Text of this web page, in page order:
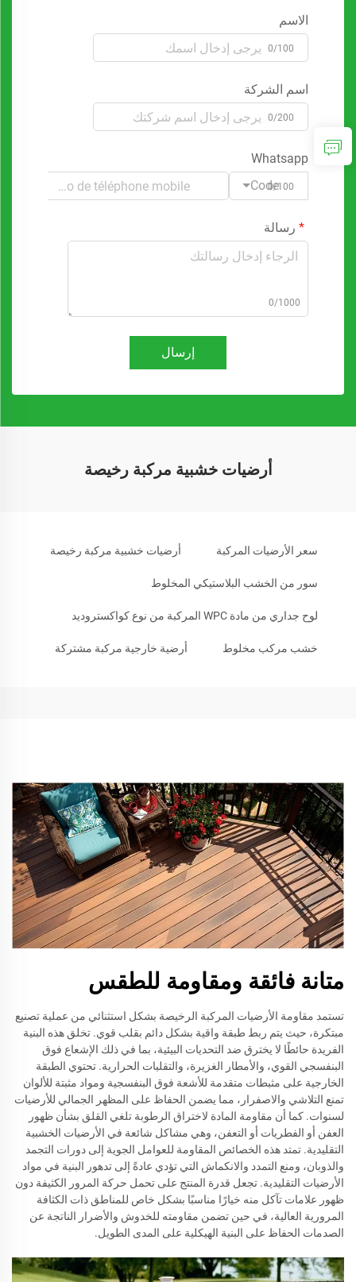
الاسم
0/100
اسم الشركة
0/200
Whatsapp
Code0/100
رسالة
0/1000
إرسال
أرضيات خشبية مركبة رخيصة
سعر الأرضيات المركبة أرضيات خشبية مركبة رخيصة
سور من الخشب البلاستيكي المخلوط
لوح جداري من مادة WPC المركبة من نوع كواكستروديد
خشب مركب مخلوط أرضية خارجية مركبة مشتركة
متانة فائقة ومقاومة للطقس
تستمد مقاومة الأرضيات المركبة الرخيصة بشكل استثنائي من عملية تصنيع
مبتكرة، حيث يتم ربط طبقة واقية بشكل دائم بقلب قوي. تخلق هذه البنية
الفريدة حائطًا لا يخترق ضد التحديات البيئية، بما في ذلك الإشعاع فوق
البنفسجي القوي، والأمطار الغزيرة، والتقلبات الحرارية. تحتوي الطبقة
الخارجية على مثبطات متقدمة للأشعة فوق البنفسجية ومواد مثبتة للألوان
تمنع التلاشي والاصفرار، مما يضمن الحفاظ على المظهر الجمالي للأرضيات
لسنوات. كما أن مقاومة المادة لاختراق الرطوبة تلغي القلق بشأن ظهور
العفن أو الفطريات أو التعفن، وهي مشاكل شائعة في الأرضيات الخشبية
التقليدية. تمتد هذه الخصائص المقاومة للعوامل الجوية إلى دورات التجمد
والذوبان، ومنع التمدد والانكماش التي تؤدي عادةً إلى تدهور البنية في مواد
الأرضيات التقليدية. تجعل قدرة المنتج على تحمل حركة المرور الكثيفة دون
ظهور علامات تآكل منه خيارًا مناسبًا بشكل خاص للمناطق ذات الكثافة
المرورية العالية، في حين تضمن مقاومته للخدوش والأضرار الناتجة عن
الصدمات الحفاظ على البنية الهيكلية على المدى الطويل.